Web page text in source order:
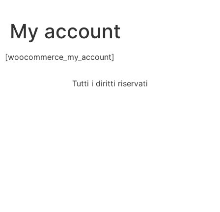
My account
[woocommerce_my_account]
Tutti i diritti riservati